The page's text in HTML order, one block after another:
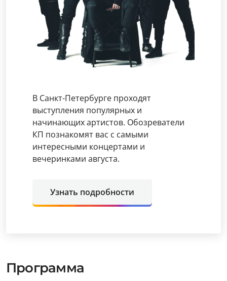
В Санкт-Петербурге проходят
выступления популярных и
начинающих артистов. Обозреватели
КП познакомят вас с самыми
интересными концертами и
вечеринками августа.
Узнать подробности
Программа